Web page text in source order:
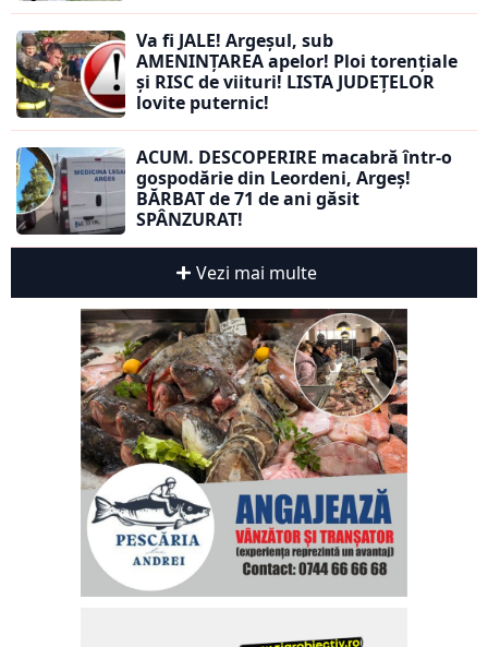
Va fi JALE! Argeșul, sub
AMENINȚAREA apelor! Ploi torențiale
și RISC de viituri! LISTA JUDEȚELOR
lovite puternic!
ACUM. DESCOPERIRE macabră într-o
gospodărie din Leordeni, Argeș!
BĂRBAT de 71 de ani găsit
SPÂNZURAT!
Vezi mai multe